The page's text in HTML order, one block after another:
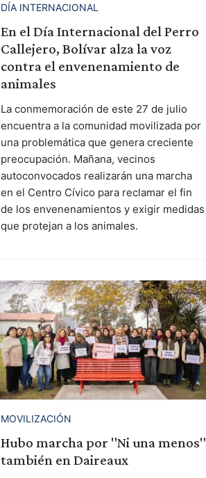
DÍA INTERNACIONAL
En el Día Internacional del Perro
Callejero, Bolívar alza la voz
contra el envenenamiento de
animales
La conmemoración de este 27 de julio
encuentra a la comunidad movilizada por
una problemática que genera creciente
preocupación. Mañana, vecinos
autoconvocados realizarán una marcha
en el Centro Cívico para reclamar el fin
de los envenenamientos y exigir medidas
que protejan a los animales.
MOVILIZACIÓN
Hubo marcha por "Ni una menos"
también en Daireaux